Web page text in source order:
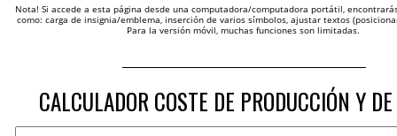
Nota! Si accede a esta página desde una computadora/computadora portátil,
como: carga de insignia/emblema, inserción de varios símbolos, ajustar textos
Para la versión móvil, muchas funciones son limitadas.
CALCULADOR COSTE DE PRODUCCIÓN Y